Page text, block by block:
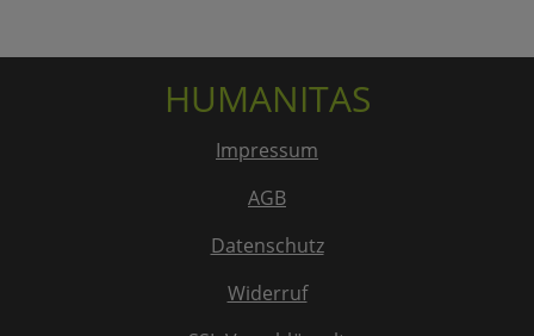
HUMANITAS
Impressum
AGB
Datenschutz
Widerruf